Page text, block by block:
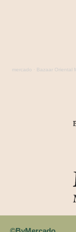
mercado · Bazaar Oriental